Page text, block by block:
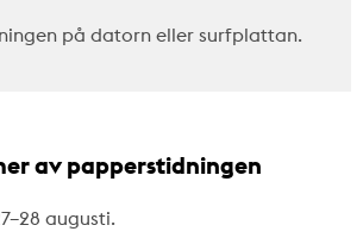
på datorn eller surfplattan.
av papperstidningen
augusti.